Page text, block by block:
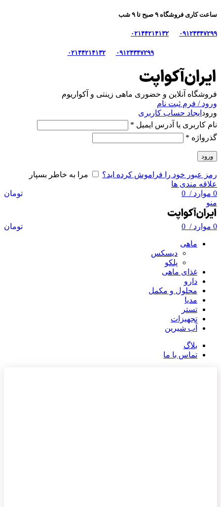
ساعت کاری فروشگاه ۹ صبح تا ۹ شب
۰۹۱۲۴۳۴۷۲۹۹ ۰۲۱۴۴۲۱۴۱۳۲
۰۹۱۲۴۳۴۷۲۹۹ ۰۲۱۴۴۲۱۴۱۳۲
فروشگاه آنلاین و حضوری ماهی‌ زینتی و آکواریوم
ورود / فرم ثبت نام
ورود ایجاد حساب کاربری
نام کاربری یا آدرس ایمیل *
گذرواژه *
ورود
رمز عبور خود را فراموش کرده اید؟
مرا به خاطر بسپار
علاقه مندی ها
0 موارد / تومان
منو
0 موارد / تومان
ماهی
دیسکس
پلکو
غذای ماهی
دارو
محلول و مکمل
مدیا
تستر
تجهیزات
آب شیرین
بلاگ
تماس با ما